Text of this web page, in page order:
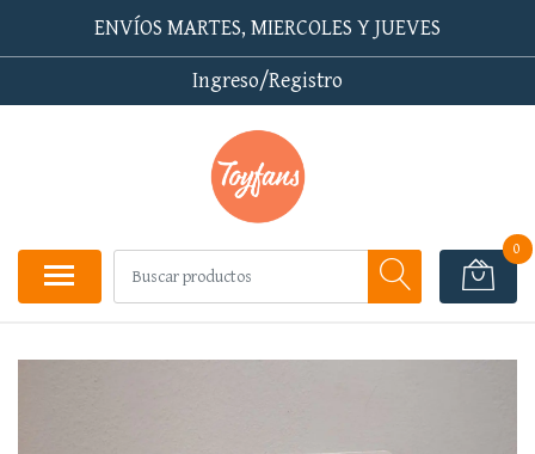
ENVÍOS MARTES, MIERCOLES Y JUEVES
Ingreso/Registro
0